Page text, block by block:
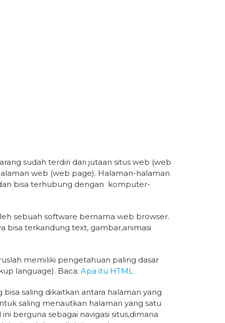
sudah terdiri dari jutaan situs web (web
web (web page). Halaman-halaman
bisa terhubung dengan komputer-
sebuah software bernama web browser.
bisa terkandung text, gambar,animasi
memiliki pengetahuan paling dasar
language). Baca: Apa itu HTML
saling dikaitkan antara halaman yang
saling menautkan halaman yang satu
berguna sebagai navigasi situs,dimana